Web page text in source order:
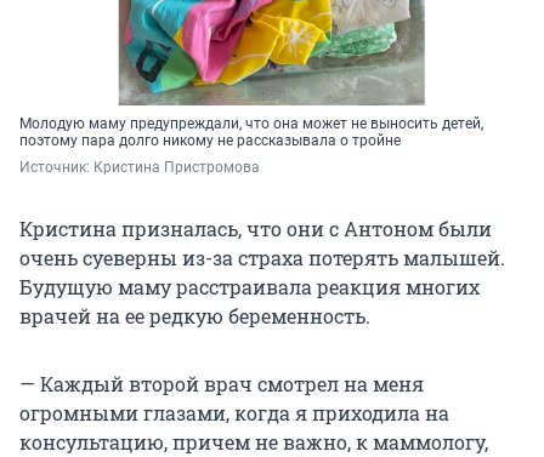
Молодую маму предупреждали, что она может не выносить детей,
поэтому пара долго никому не рассказывала о тройне
Источник: Кристина Пристромова
Кристина призналась, что они с Антоном были
очень суеверны из-за страха потерять малышей.
Будущую маму расстраивала реакция многих
врачей на ее редкую беременность.
— Каждый второй врач смотрел на меня
огромными глазами, когда я приходила на
консультацию, причем не важно, к маммологу,